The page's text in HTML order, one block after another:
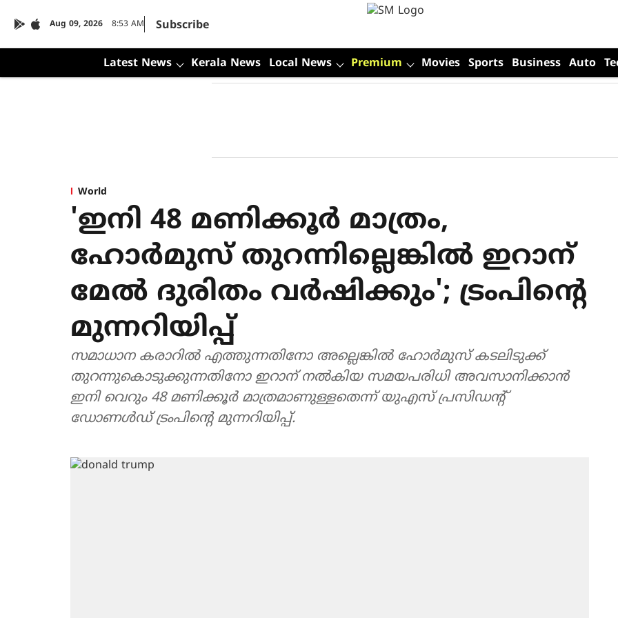
Aug 09, 2026 8:53 AM Subscribe
Latest News Kerala News Local News Premium Movies Sports Business Auto
World
'ഇനി 48 മണിക്കൂര്‍ മാത്രം,
ഹോര്‍മുസ് തുറന്നില്ലെങ്കില്‍ ഇറാന്
മേല്‍ ദുരിതം വര്‍ഷിക്കും'; ട്രംപിന്റെ
മുന്നറിയിപ്പ്
സമാധാന കരാറില്‍ എത്തുന്നതിനോ അല്ലെങ്കില്‍ ഹോര്‍മുസ് കടലിടുക്ക്
തുറന്നുകൊടുക്കുന്നതിനോ ഇറാന് നല്‍കിയ സമയപരിധി അവസാനിക്കാന്‍
ഇനി വെറും 48 മണിക്കൂര്‍ മാത്രമാണുള്ളതെന്ന് യുഎസ് പ്രസിഡന്റ്
ഡോണള്‍ഡ് ട്രംപിന്റെ മുന്നറിയിപ്പ്.